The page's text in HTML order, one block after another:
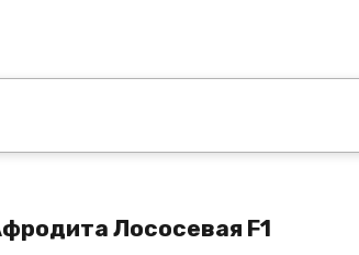
Лососевая F1